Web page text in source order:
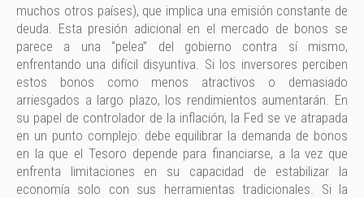
muchos otros países), que implica una emisión constante de
deuda. Esta presión adicional en el mercado de bonos se
parece a una “pelea” del gobierno contra sí mismo,
enfrentando una difícil disyuntiva. Si los inversores perciben
estos bonos como menos atractivos o demasiado
arriesgados a largo plazo, los rendimientos aumentarán. En
su papel de controlador de la inflación, la Fed se ve atrapada
en un punto complejo: debe equilibrar la demanda de bonos
en la que el Tesoro depende para financiarse, a la vez que
enfrenta limitaciones en su capacidad de estabilizar la
economía solo con sus herramientas tradicionales. Si la